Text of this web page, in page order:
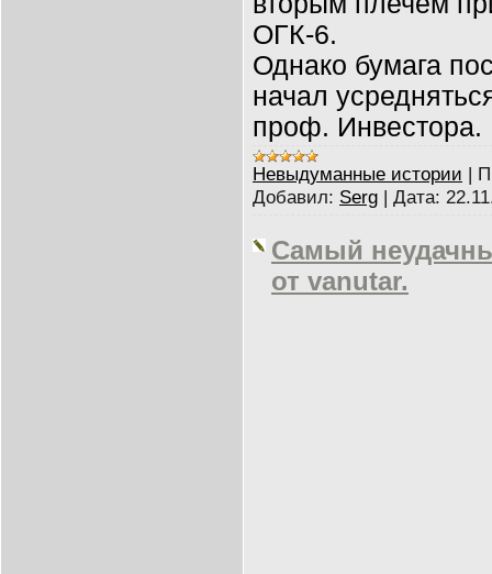
ОГК-6.
Однако бумага
начал
проф. Инвестора.
Невыдуманные истории |
Добавил: Serg | Дата:
Самый
от vanutar.